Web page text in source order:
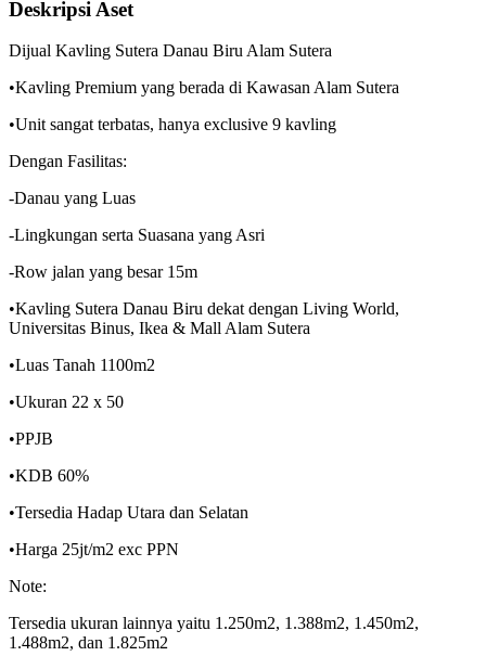
Deskripsi Aset
Dijual Kavling Sutera Danau Biru Alam Sutera
•Kavling Premium yang berada di Kawasan Alam Sutera
•Unit sangat terbatas, hanya exclusive 9 kavling
Dengan Fasilitas:
-Danau yang Luas
-Lingkungan serta Suasana yang Asri
-Row jalan yang besar 15m
•Kavling Sutera Danau Biru dekat dengan Living World,
Universitas Binus, Ikea & Mall Alam Sutera
•Luas Tanah 1100m2
•Ukuran 22 x 50
•PPJB
•KDB 60%
•Tersedia Hadap Utara dan Selatan
•Harga 25jt/m2 exc PPN
Note:
Tersedia ukuran lainnya yaitu 1.250m2, 1.388m2, 1.450m2,
1.488m2, dan 1.825m2